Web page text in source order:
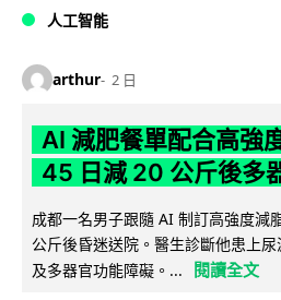
人工智能
arthur 2 日
AI 減肥餐單配合高
45 日減 20 公斤後多
成都一名男子跟隨 AI 制訂高強度減
公斤後昏迷送院。醫生診斷他患上
及多器官功能障礙。...
閱讀全文